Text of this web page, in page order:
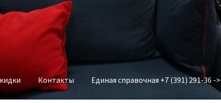
Контакты Единая справочная +7 (391) 291-36 -